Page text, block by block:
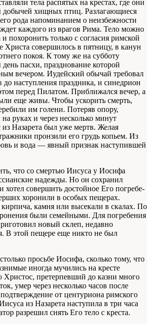
тела распя­тых на крестах, где они
добычей хищных птиц. Разлагающиеся
рода напоминанием о неиз­бежности
ждет каждого из врагов Рима. Тело можно
и похоронить только с согласия римской
Христа совершилось в пят­ницу, в канун
покоя. К тому же на субботу
пасхи, празднование которой
вечером. Иудейский обычай требовал
до наступления праздни­ка, и синедрион
пе­ред Пилатом. Приближался вечер, а
еще живы. Чтобы ускорить смерть,
им голени. Потеряв опору,
руках и через несколько минут
из Назарета был уже мертв. Желая
пронзили его грудь копьем. Из
и вода — явный при­знак наступившей
что со смертью Иисуса у Иосифа
надежды. Но он сохранил
совершить достойное Его погребе­
хоронили в особых пещерах.
камня или высекали в скалах. По
были семейными. Для погребения
новый склеп, не­давно
В этой пещере еще никто не был
просьбе Иоси­фа, сколько тому, что
иногда мучились на кресте
Христос, претерпевший до казни много
умер через не­сколько часов после
от центуриона римского
из Назарета наступила в три часа
разрешил снять Его тело с креста.